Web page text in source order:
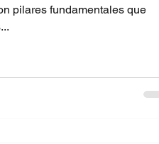
pilares fundamentales que